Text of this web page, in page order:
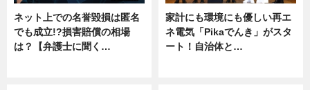
ネット上での名誉毀損は匿名
でも成立!?損害賠償の相場
は？【弁護士に聞く…
家計にも環境にも優しい再エ
ネ電気「Pikaでんき」がスタ
ート！自治体と…